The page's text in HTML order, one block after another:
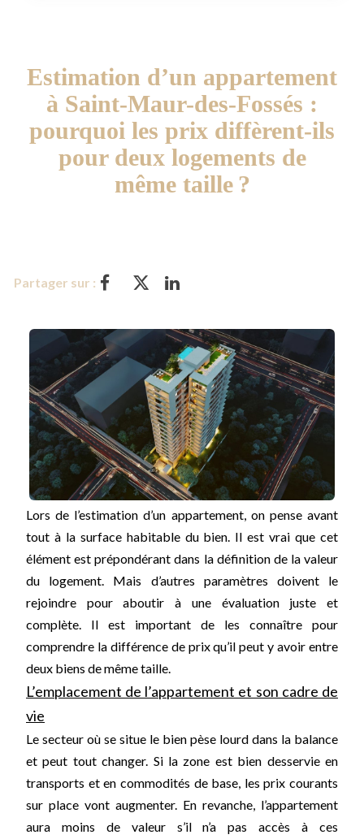
Estimation d’un appartement
à Saint-Maur-des-Fossés :
pourquoi les prix diffèrent-ils
pour deux logements de
même taille ?
Partager sur :
Lors de l’estimation d’un appartement, on pense avant
tout à la surface habitable du bien. Il est vrai que cet
élément est prépondérant dans la définition de la valeur
du logement. Mais d’autres paramètres doivent le
rejoindre pour aboutir à une évaluation juste et
complète. Il est important de les connaître pour
comprendre la différence de prix qu’il peut y avoir entre
deux biens de même taille.
L’emplacement de l’appartement et son cadre de
vie
Le secteur où se situe le bien pèse lourd dans la balance
et peut tout changer. Si la zone est bien desservie en
transports et en commodités de base, les prix courants
sur place vont augmenter. En revanche, l’appartement
aura moins de valeur s’il n’a pas accès à ces